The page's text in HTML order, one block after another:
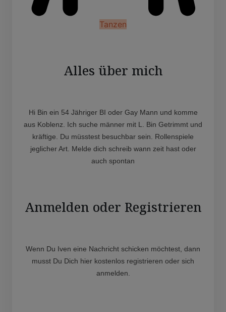
Tanzen
Alles über mich
Hi Bin ein 54 Jähriger BI oder Gay Mann und komme
aus Koblenz. Ich suche männer mit L. Bin Getrimmt und
kräftige. Du müsstest besuchbar sein. Rollenspiele
jeglicher Art. Melde dich schreib wann zeit hast oder
auch spontan
Anmelden oder Registrieren
Wenn Du Iven eine Nachricht schicken möchtest, dann
musst Du Dich hier kostenlos registrieren oder sich
anmelden.